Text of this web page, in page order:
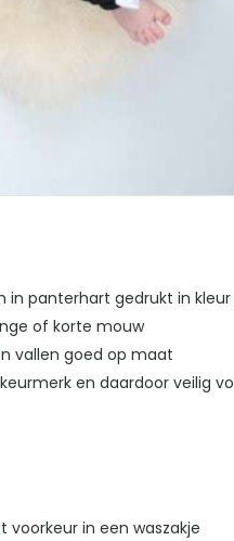
panterhart gedrukt in kleur
of korte mouw
vallen goed op maat
en daardoor veilig
in een waszakje